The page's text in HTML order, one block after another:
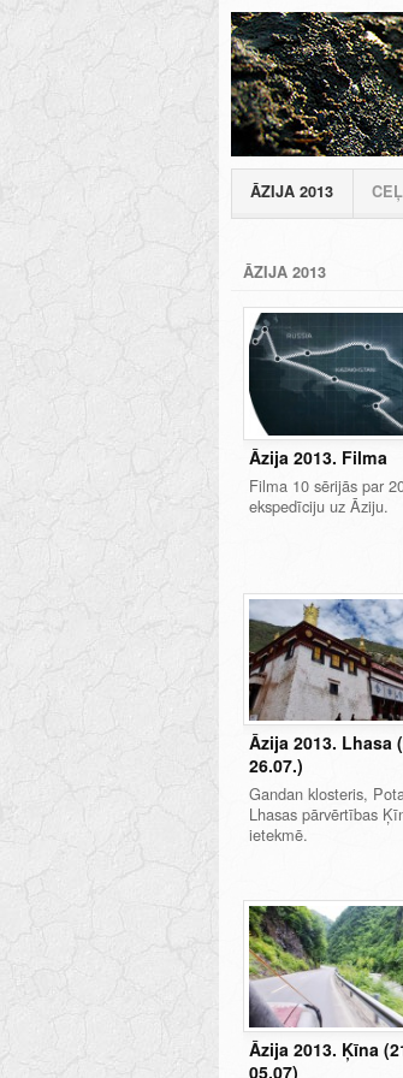
ĀZIJA 2013
ĀZIJA 2013
Āzija 2013. Filma
Filma 10 sērijās par
ekspedīciju uz Āziju.
Āzija 2013. Lhasa
26.07.)
Gandan klosteris,
Lhasas pārvērtības
ietekmē.
Āzija 2013. Ķīna
05.07)